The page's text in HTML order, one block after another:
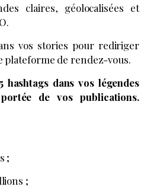
claires, géolocalisées et
vos stories pour rediriger
plateforme de rendez-vous.
dans vos légendes
de vos publications.
;
;